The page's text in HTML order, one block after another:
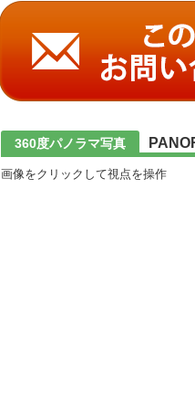
360度パノラマ写真
画像をクリックして視点を操作